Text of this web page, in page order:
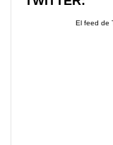
El feed de